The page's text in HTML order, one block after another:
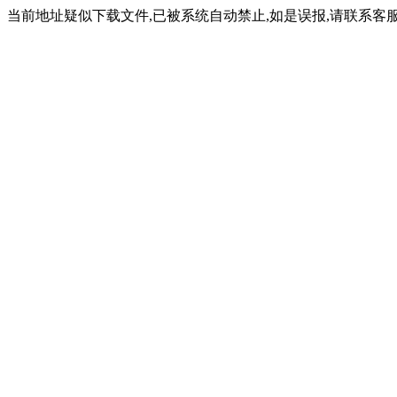
当前地址疑似下载文件,已被系统自动禁止,如是误报,请联系客